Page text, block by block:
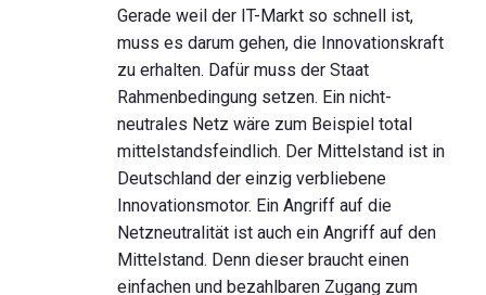
Gerade weil der IT-Markt so schnell ist,
muss es darum gehen, die Innovationskraft
zu erhalten. Dafür muss der Staat
Rahmenbedingung setzen. Ein nicht-
neutrales Netz wäre zum Beispiel total
mittelstandsfeindlich. Der Mittelstand ist in
Deutschland der einzig verbliebene
Innovationsmotor. Ein Angriff auf die
Netzneutralität ist auch ein Angriff auf den
Mittelstand. Denn dieser braucht einen
einfachen und bezahlbaren Zugang zum